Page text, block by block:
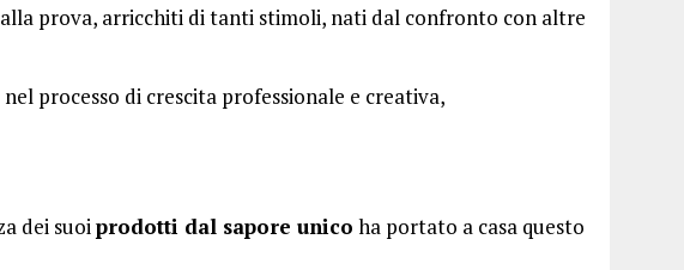
prova, arricchiti di tanti stimoli, nati dal confronto con altre
processo di crescita professionale e creativa,
dei suoiprodotti dal sapore unico ha portato a casa questo